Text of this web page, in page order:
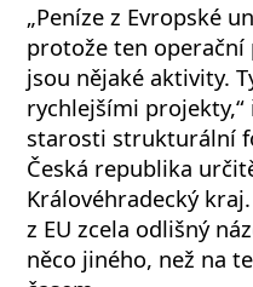
„Peníze z Evropské
protože ten
jsou nějaké aktivity.
rychlejšími
starosti strukturální
Česká republika
Královéhradecký
z EU zcela odlišný
něco jiného, než na